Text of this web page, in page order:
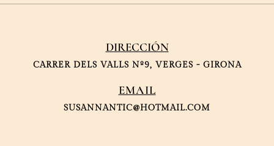
DIRECCIÓN
CARRER DELS VALLS Nº9, VERGES - GIRONA
EMAIL
SUSANNANTIC@HOTMAIL.COM